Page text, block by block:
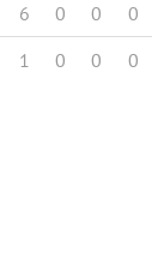
6 0 0
0
1 0 0 0